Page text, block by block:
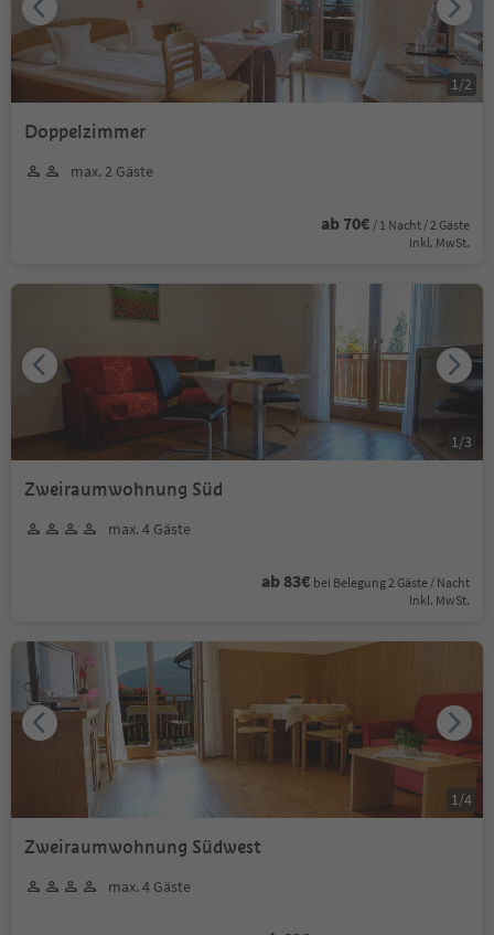
Doppelzimmer
max. 2 Gäste
ab 70€ / 1 Nacht / 2 Gäste
Inkl. MwSt.
1 /2
Zweiraumwohnung Süd
max. 4 Gäste
ab 83€ bei Belegung 2 Gäste / Nacht
Inkl. MwSt.
1 /3
Zweiraumwohnung Südwest
max. 4 Gäste
1 /4